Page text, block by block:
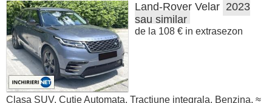
Land-Rover Velar 2023
sau similar
de la 108 € in extrasezon
Clasa SUV, Cutie Automata, Tractiune integrala, Benzina, ≈